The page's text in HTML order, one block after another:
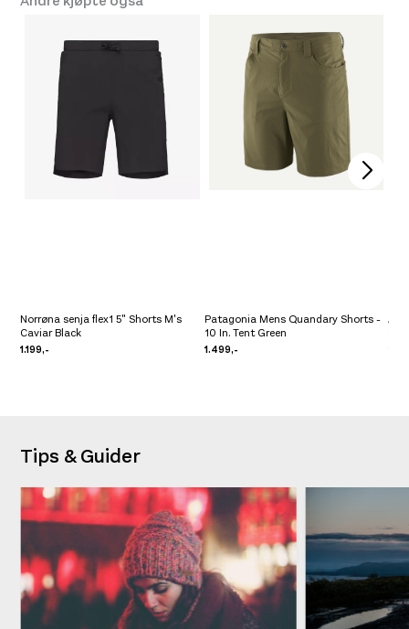
Norrøna senja flex1 5" Shorts M's
Caviar Black
1.199,-
Patagonia Mens Quandary Shorts -
10 In. Tent Green
1.499,-
Tips & Guider